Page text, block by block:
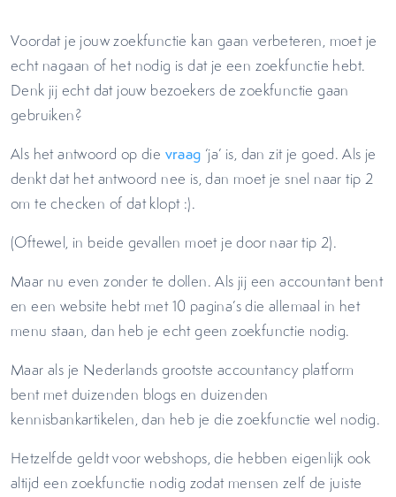
Voordat je jouw zoekfunctie kan gaan verbeteren, moet je
echt nagaan of het nodig is dat je een zoekfunctie hebt.
Denk jij echt dat jouw bezoekers de zoekfunctie gaan
gebruiken?
Als het antwoord op die vraag ‘ja’ is, dan zit je goed. Als je
denkt dat het antwoord nee is, dan moet je snel naar tip 2
om te checken of dat klopt :).
(Oftewel, in beide gevallen moet je door naar tip 2).
Maar nu even zonder te dollen. Als jij een accountant bent
en een website hebt met 10 pagina’s die allemaal in het
menu staan, dan heb je echt geen zoekfunctie nodig.
Maar als je Nederlands grootste accountancy platform
bent met duizenden blogs en duizenden
kennisbankartikelen, dan heb je die zoekfunctie wel nodig.
Hetzelfde geldt voor webshops, die hebben eigenlijk ook
altijd een zoekfunctie nodig zodat mensen zelf de juiste